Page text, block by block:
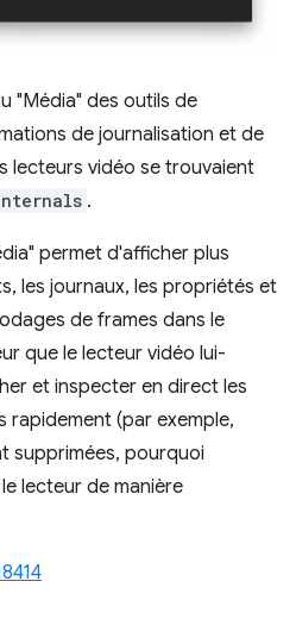
"Média" des outils de
de journalisation et de
lecteurs vidéo se trouvaient
.
permet d'afficher plus
les journaux, les propriétés et
de frames dans le
que le lecteur vidéo lui-
et inspecter en direct les
rapidement (par exemple,
supprimées, pourquoi
lecteur de manière